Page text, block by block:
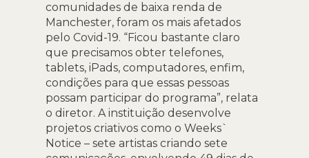
comunidades de baixa renda de
Manchester, foram os mais afetados
pelo Covid-19. “Ficou bastante claro
que precisamos obter telefones,
tablets, iPads, computadores, enfim,
condições para que essas pessoas
possam participar do programa”, relata
o diretor. A instituição desenvolve
projetos criativos como o Weeks`
Notice – sete artistas criando sete